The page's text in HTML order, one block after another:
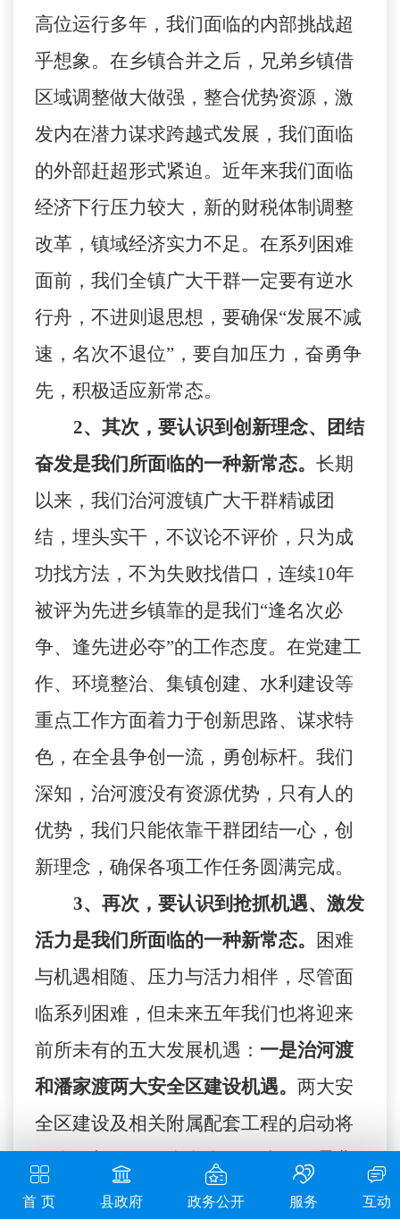
首 页 县政府 政务公开 服务 互动
高位运行多年，我们面临的内部挑战超
乎想象。在乡镇合并之后，兄弟乡镇借
区域调整做大做强，整合优势资源，激
发内在潜力谋求跨越式发展，我们面临
的外部赶超形式紧迫。近年来我们面临
经济下行压力较大，新的财税体制调整
改革，镇域经济实力不足。在系列困难
面前，我们全镇广大干群一定要有逆水
行舟，不进则退思想，要确保“发展不减
速，名次不退位”，要自加压力，奋勇争
先，积极适应新常态。
2、其次，要认识到创新理念、团结
奋发是我们所面临的一种新常态。 长期
以来，我们治河渡镇广大干群精诚团
结，埋头实干，不议论不评价，只为成
功找方法，不为失败找借口，连续10年
被评为先进乡镇靠的是我们“逢名次必
争、逢先进必夺”的工作态度。在党建工
作、环境整治、集镇创建、水利建设等
重点工作方面着力于创新思路、谋求特
色，在全县争创一流，勇创标杆。我们
深知，治河渡没有资源优势，只有人的
优势，我们只能依靠干群团结一心，创
新理念，确保各项工作任务圆满完成。
3、再次，要认识到抢抓机遇、激发
活力是我们所面临的一种新常态。
困难
与机遇相随、压力与活力相伴，尽管面
临系列困难，但未来五年我们也将迎来
前所未有的五大发展机遇： 一是治河渡
和潘家渡两大安全区建设机遇。 两大安
全区建设及相关附属配套工程的启动将
极大改善群众的生产生活环境。二是华
钱公路、绕城公路建设机遇。
各位代表